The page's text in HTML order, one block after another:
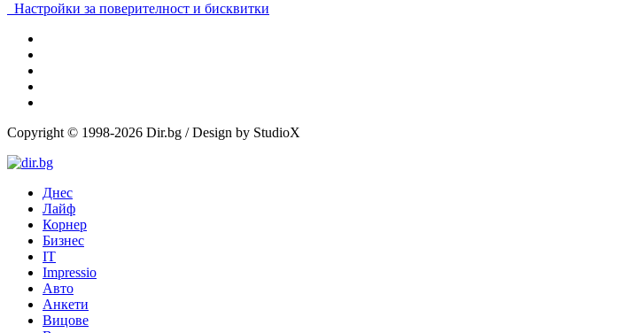
Настройки за поверителност и бисквитки
Copyright © 1998-2026 Dir.bg / Design by StudioX
Днес
Лайф
Корнер
Бизнес
IT
Impressio
Авто
Анкети
Вицове